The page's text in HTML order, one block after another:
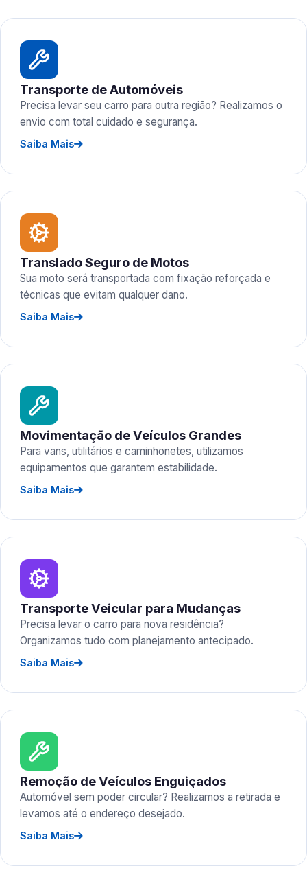
Transporte de Automóveis
Precisa levar seu carro para outra região? Realizamos o
envio com total cuidado e segurança.
Saiba Mais
Translado Seguro de Motos
Sua moto será transportada com fixação reforçada e
técnicas que evitam qualquer dano.
Saiba Mais
Movimentação de Veículos Grandes
Para vans, utilitários e caminhonetes, utilizamos
equipamentos que garantem estabilidade.
Saiba Mais
Transporte Veicular para Mudanças
Precisa levar o carro para nova residência?
Organizamos tudo com planejamento antecipado.
Saiba Mais
Remoção de Veículos Enguiçados
Automóvel sem poder circular? Realizamos a retirada e
levamos até o endereço desejado.
Saiba Mais